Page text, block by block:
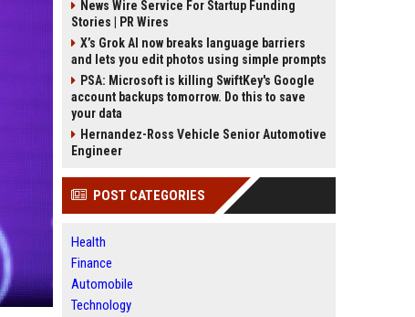
News Wire Service For Startup Funding
Stories | PR Wires
X’s Grok AI now breaks language barriers
and lets you edit photos using simple prompts
PSA: Microsoft is killing SwiftKey's Google
account backups tomorrow. Do this to save
your data
Hernandez-Ross Vehicle Senior Automotive
Engineer
POST CATEGORIES
Health
Finance
Automobile
Technology